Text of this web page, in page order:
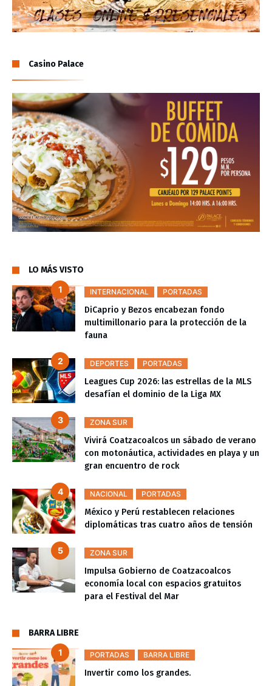
Casino Palace
LO MÁS VISTO
INTERNACIONAL PORTADAS
DiCaprio y Bezos encabezan fondo
multimillonario para la protección de la
fauna
DEPORTES PORTADAS
Leagues Cup 2026: las estrellas de la MLS
desafían el dominio de la Liga MX
ZONA SUR
Vivirá Coatzacoalcos un sábado de verano
con motonáutica, actividades en playa y un
gran encuentro de rock
NACIONAL PORTADAS
México y Perú restablecen relaciones
diplomáticas tras cuatro años de tensión
ZONA SUR
Impulsa Gobierno de Coatzacoalcos
economía local con espacios gratuitos
para el Festival del Mar
BARRA LIBRE
PORTADAS BARRA LIBRE
Invertir como los grandes.